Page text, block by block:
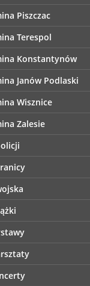
Piszczac
Terespol
Konstantynów
Janów Podlaski
Wisznice
Zalesie